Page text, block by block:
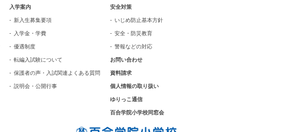
入学案内
新入生募集要項
入学金・学費
優遇制度
転編入試験について
保護者の声・入試関連よくある質問
説明会・公開行事
安全対策
いじめ防止基本方針
安全・防災教育
警報などの対応
お問い合わせ
資料請求
個人情報の取り扱い
ゆりっこ通信
百合学院小学校同窓会